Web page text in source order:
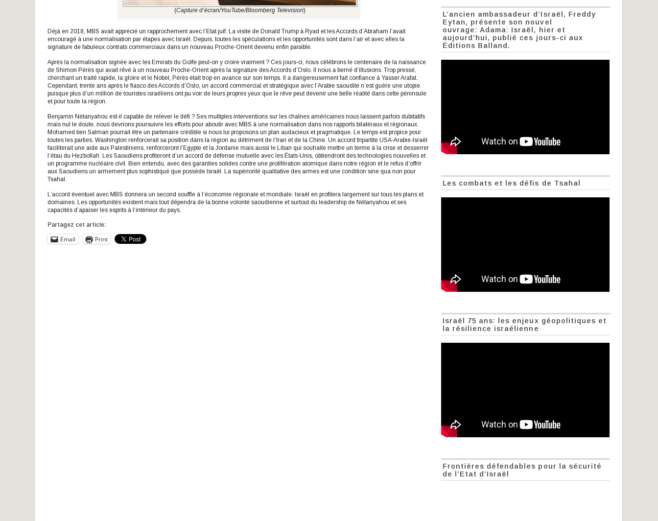
(Capture d’écran/YouTube/Bloomberg Television)
Déjà en 2018, MBS avait apprécié un rapprochement avec l’Etat juif. La visite de Donald Trump à Ryad et les Accords d’Abraham l’avait
encouragé à une normalisation par étapes avec Israël. Depuis, toutes les spéculations et les opportunités sont dans l’air et avec elles la
signature de fabuleux contrats commerciaux dans un nouveau Proche-Orient devenu enfin paisible.
Après la normalisation signée avec les Emirats du Golfe peut-on y croire vraiment ? Ces jours-ci, nous célébrons le centenaire de la naissance
de Shimon Pérès qui avait rêvé à un nouveau Proche-Orient après la signature des Accords d’Oslo. Il nous a berné d’illusions. Trop pressé,
cherchant un traité rapide, la gloire et le Nobel, Pérès était trop en avance sur son temps. Il a dangereusement fait confiance à Yasser Arafat.
Cependant, trente ans après le fiasco des Accords d’Oslo, un accord commercial et stratégique avec l’Arabie saoudite n’est guère une utopie
puisque plus d’un million de touristes israéliens ont pu voir de leurs propres yeux que le rêve peut devenir une belle réalité dans cette péninsule
et pour toute la région.
Benjamin Nétanyahou est-il capable de relever le défi ? Ses multiples interventions sur les chaînes américaines nous laissent parfois dubitatifs
mais nul le doute, nous devrions poursuivre les efforts pour aboutir avec MBS à une normalisation dans nos rapports bilatéraux et régionaux.
Mohamed ben Salman pourrait être un partenaire crédible si nous lui proposons un plan audacieux et pragmatique. Le temps est propice pour
toutes les parties. Washington renforcerait sa position dans la région au détriment de l’Iran et de la Chine. Un accord tripartite USA-Arabie-Israël
faciliterait une aide aux Palestiniens, renforceront l’Egypte et la Jordanie mais aussi le Liban qui souhaite mettre un terme à la crise et desserrer
l’étau du Hezbollah. Les Saoudiens profiteront d’un accord de défense mutuelle avec les États-Unis, obtiendront des technologies nouvelles et
un programme nucléaire civil. Bien entendu, avec des garanties solides contre une prolifération atomique dans notre région et le refus d’offrir
aux Saoudiens un armement plus sophistiqué que possède Israël. La supériorité qualitative des armes est une condition sine qua non pour
Tsahal.
L’accord éventuel avec MBS donnera un second souffle à l’économie régionale et mondiale. Israël en profitera largement sur tous les plans et
domaines. Les opportunités existent mais tout dépendra de la bonne volonté saoudienne et surtout du leadership de Nétanyahou et ses
capacités d’apaiser les esprits à l’intérieur du pays.
Partagez cet article:
Email Print
L’ancien ambassadeur d’Israël, Freddy
Eytan, présente son nouvel
ouvrage: Adama: Israël, hier et
aujourd’hui, publié ces jours-ci aux
Éditions Balland.
Les combats et les défis de Tsahal
Israël 75 ans: les enjeux géopolitiques et
la résilience israélienne
Frontières défendables pour la sécurité
de l’Etat d’Israël